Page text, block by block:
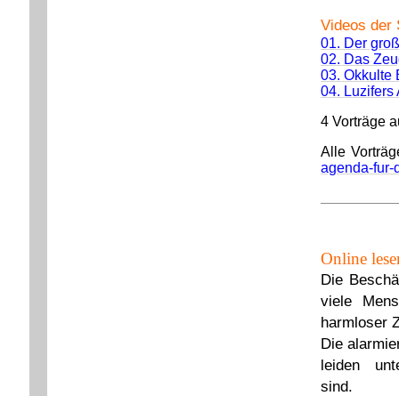
Videos der
01. Der
02. Das
03. Okkulte
04. Luzifers
4 Vorträge
Alle
agenda-fur-
Online
Die
viele
harmloser
Die
leiden